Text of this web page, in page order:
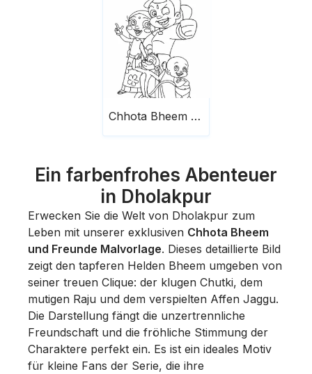
Chhota Bheem und Freunde
Ein farbenfrohes Abenteuer
in Dholakpur
Erwecken Sie die Welt von Dholakpur zum
Leben mit unserer exklusiven Chhota Bheem
und Freunde Malvorlage. Dieses detaillierte Bild
zeigt den tapferen Helden Bheem umgeben von
seiner treuen Clique: der klugen Chutki, dem
mutigen Raju und dem verspielten Affen Jaggu.
Die Darstellung fängt die unzertrennliche
Freundschaft und die fröhliche Stimmung der
Charaktere perfekt ein. Es ist ein ideales Motiv
für kleine Fans der Serie, die ihre